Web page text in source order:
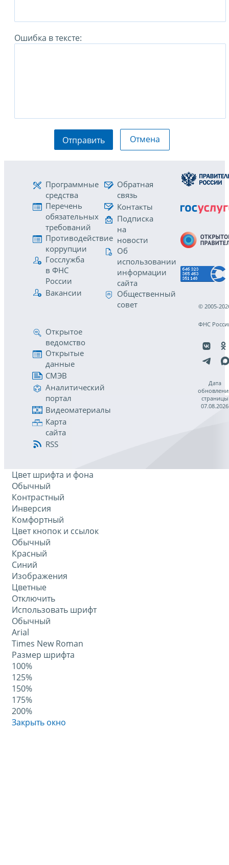
Ошибка в тексте:
Отправить Отмена
Программные
средства
Перечень
обязательных
требований
Противодействие
коррупции
Госслужба
в ФНС
России
Вакансии
Обратная
связь
Контакты
Подписка
на
новости
Об
использовании
информации
сайта
Общественный
совет
Открытое
ведомство
Открытые
данные
СМЭВ
Аналитический
портал
Видеоматериалы
Карта
сайта
RSS
© 2005-
ФНС
Дата
страницы
07.08.2026
Цвет шрифта и фона
Обычный
Контрастный
Инверсия
Комфортный
Цвет кнопок и ссылок
Обычный
Красный
Синий
Изображения
Цветные
Отключить
Использовать шрифт
Обычный
Arial
Times New Roman
Размер шрифта
100%
125%
150%
175%
200%
Закрыть окно